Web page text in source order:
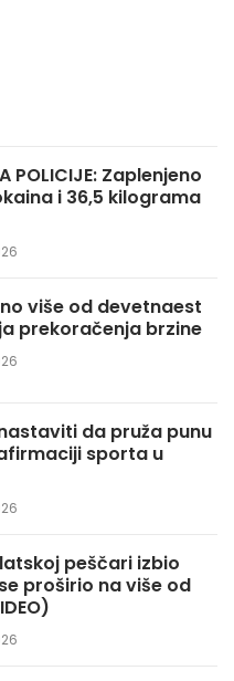
POLICIJE: Zaplenjeno
i 36,5 kilograma
više od devetnaest
prekoračenja brzine
nastaviti da pruža punu
sporta u
peščari izbio
proširio na više od